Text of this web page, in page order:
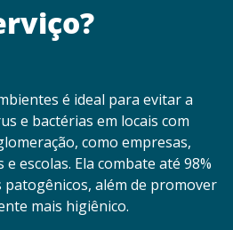
é ideal para evitar a
e bactérias em locais com
como empresas,
escolas. Ela combate até 98%
além de promover
mais higiênico.